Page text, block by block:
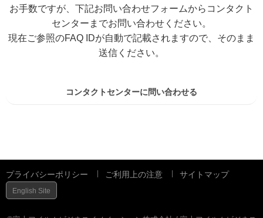
お手数ですが、下記お問い合わせフォームからコンタクト
センターまでお問い合わせください。
現在ご参照のFAQ IDが自動で記載されますので、そのまま
送信ください。
コンタクトセンターに問い合わせる
プライバシーポリシー ご利用上の注意 サイトマップ
English Site